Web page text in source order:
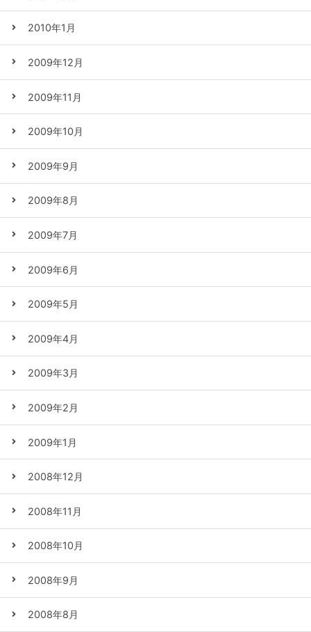
2010年1月
2009年12月
2009年11月
2009年10月
2009年9月
2009年8月
2009年7月
2009年6月
2009年5月
2009年4月
2009年3月
2009年2月
2009年1月
2008年12月
2008年11月
2008年10月
2008年9月
2008年8月